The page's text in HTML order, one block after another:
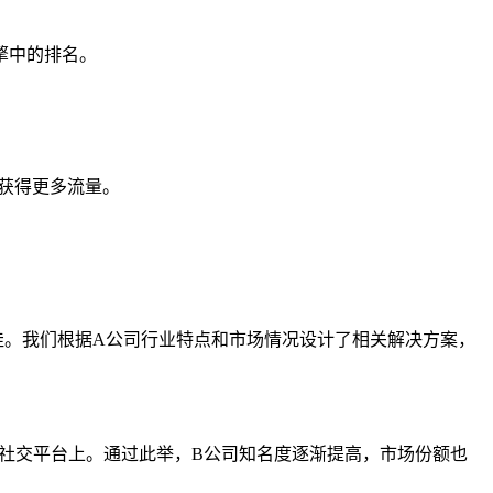
的排名。
得更多流量。
我们根据A公司行业特点和市场情况设计了相关解决方案，
交平台上。通过此举，B公司知名度逐渐提高，市场份额也